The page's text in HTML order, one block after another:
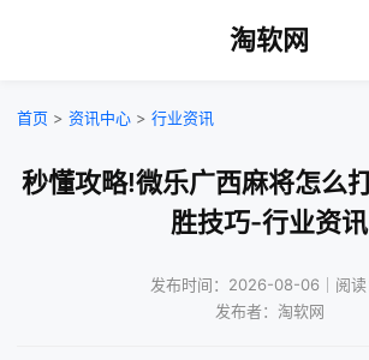
淘软网
首页 > 资讯中心 > 行业资讯
秒懂攻略!微乐广西麻将怎么
胜技巧-行业资讯
发布时间：2026-08-06｜阅读
发布者：淘软网